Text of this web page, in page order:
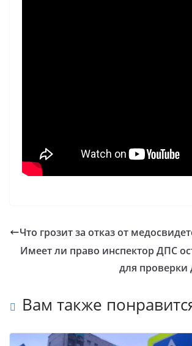
Что грозит за отказ от
Имеет ли право инспектор ДПС
для проверки
Вам также